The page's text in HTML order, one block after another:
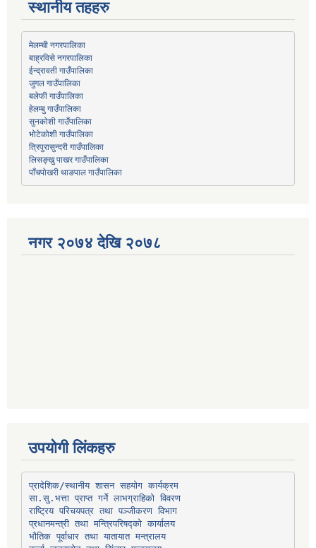
स्थानीय तहहरु
मेलम्ची नगरपालिका
बाह्रविसे नगरपालिका
ईन्द्रावती गाउँपालिका
जुगल गाउँपालिका
बलेफी गाउँपालिका
हेलम्बु गाउँपालिका
सुनकोशी गाउँपालिका
भोटेकोशी गाउँपालिका
त्रिपुरासुन्दरी गाउँपालिका
लिसङ्खु पाखर गाउँपालिका
पाँचपोखरी थाङपाल गाउँपालिका
नगर २०७४ देखि २०७८
उपयोगी लिंकहरु
प्रादेशिक/स्थानीय शासन सहयोग कार्यक्रम
सा.सु.भत्ता प्राप्त गर्ने लाभग्राहिको विवरण
राष्ट्रिय परिचयपत्र तथा पञ्‍जीकरण विभाग
प्रधानमन्त्री तथा मन्त्रिपरिषद्को कार्यालय
भौतिक पूर्वाधार तथा यातायात मन्त्रालय